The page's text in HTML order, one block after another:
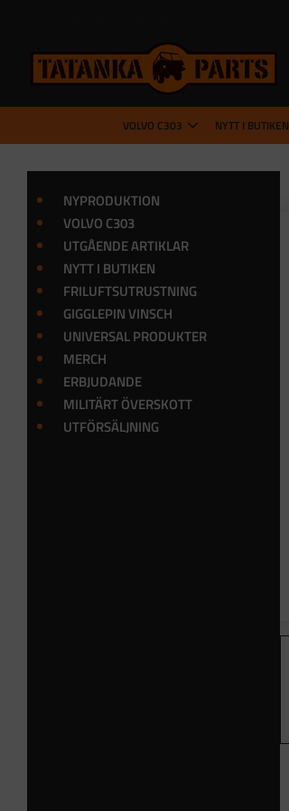
VOLVO C303 NYTT I BUTIKEN
NYPRODUKTION
VOLVO C303
UTGÅENDE ARTIKLAR
NYTT I BUTIKEN
FRILUFTSUTRUSTNING
GIGGLEPIN VINSCH
UNIVERSAL PRODUKTER
MERCH
ERBJUDANDE
MILITÄRT ÖVERSKOTT
UTFÖRSÄLJNING